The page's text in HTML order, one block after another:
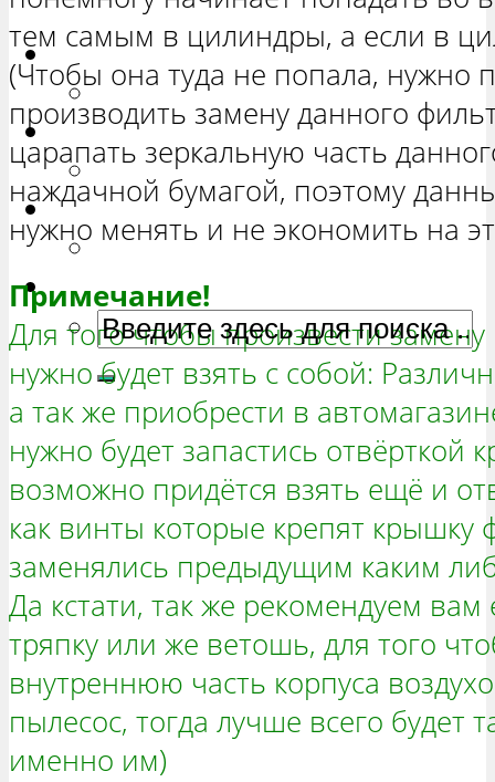
ЧЕТЫРЕХ-ДВЕРНАЯ»
Гранта
РЕМОНТ ВАЗ 2190 «ГРАНТА»
Ока
РЕМОНТ ВАЗ 1111 «ОКА»
Ларгус
РЕМОНТ ЛАДА ЛАРГУС
тем самым в цилиндры, а если в
(Чтобы она туда не попала, нужно
производить замену данного
царапать зеркальную часть
наждачной бумагой, поэтому
нужно менять и не экономить на
Примечание!
Для того чтобы произвести
нужно будет взять с собой:
а так же приобрести в
нужно будет запастись отвёрткой
возможно придётся взять ещё и
как винты которые крепят
заменялись предыдущим каким
Да кстати, так же рекомендуем
тряпку или же ветошь, для того
внутреннюю часть корпуса
пылесос, тогда лучше всего будет
именно им)